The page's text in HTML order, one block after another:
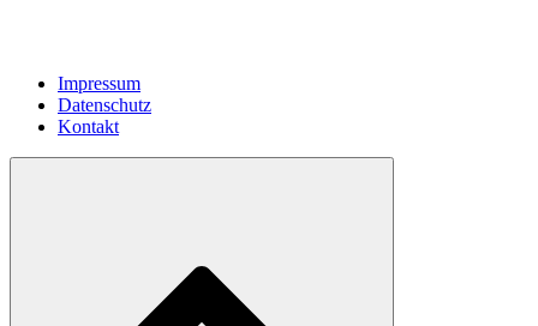
Impressum
Datenschutz
Kontakt